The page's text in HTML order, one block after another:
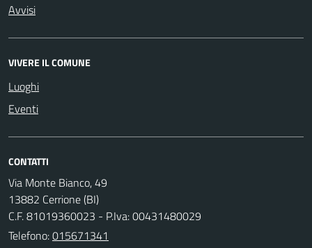
Avvisi
VIVERE IL COMUNE
Luoghi
Eventi
CONTATTI
Via Monte Bianco, 49
13882 Cerrione (BI)
C.F. 81019360023 - P.Iva: 00431480029
Telefono:015671341